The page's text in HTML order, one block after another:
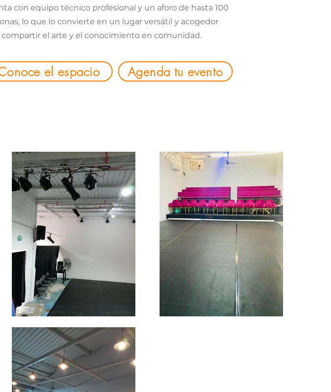
con equipo técnico profesional y un aforo de hasta 100
lo que lo convierte en un lugar versátil y acogedor
compartir el arte y el conocimiento en comunidad.
el espacio Agenda tu evento